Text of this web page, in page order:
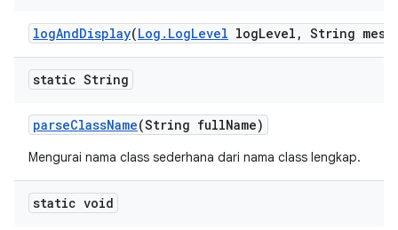
logAndDisplay(Log . LogLevel logLevel , String
static String
parseClassName(String fullName)
Mengurai nama class sederhana dari nama class lengkap.
static void